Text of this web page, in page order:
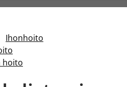
Ihonhoito
hoito